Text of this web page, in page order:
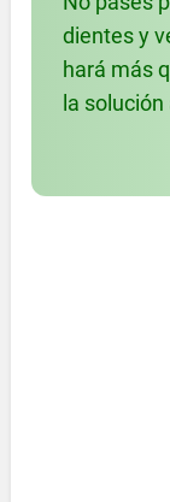
dientes y
hará más
la